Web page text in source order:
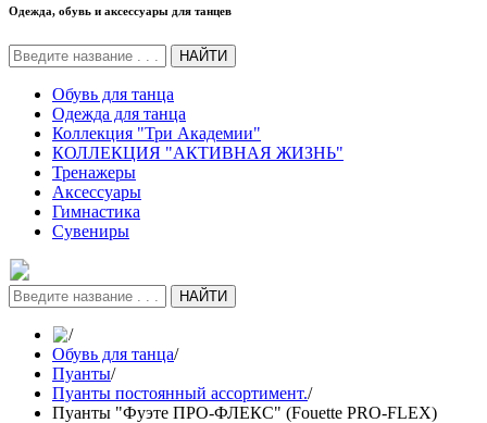
Одежда, обувь и аксессуары для танцев
НАЙТИ
Обувь для танца
Одежда для танца
Коллекция "Три Академии"
КОЛЛЕКЦИЯ "АКТИВНАЯ ЖИЗНЬ"
Тренажеры
Аксессуары
Гимнастика
Сувениры
НАЙТИ
/
Обувь для танца/
Пуанты/
Пуанты постоянный ассортимент./
Пуанты "Фуэте ПРО-ФЛЕКС" (Fouette PRO-FLEX)